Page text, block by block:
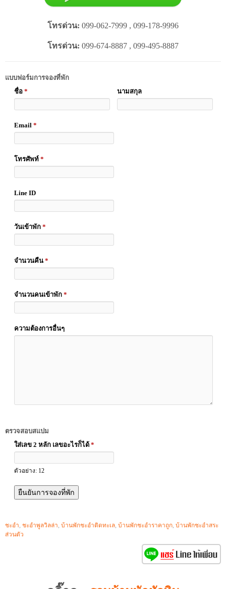
โทรด่วน: 099-062-7999 , 099-178-9996
โทรด่วน: 099-674-8887 , 099-495-8887
แบบฟอร์มการจองที่พัก
ชื่อ * นามสกุล
Email *
โทรศัพท์ *
Line ID
วันเข้าพัก *
จำนวนคืน *
จำนวนคนเข้าพัก *
ความต้องการอื่นๆ
ตรวจสอบสแปม
ใส่เลข 2 หลัก เลขอะไรก็ได้ *
ตัวอย่าง: 12
ชะอำ, ชะอำพูลวิลล่า, บ้านพักชะอำติดทะเล, บ้านพักชะอำราคาถูก, บ้านพักชะอำสระ
ส่วนตัว